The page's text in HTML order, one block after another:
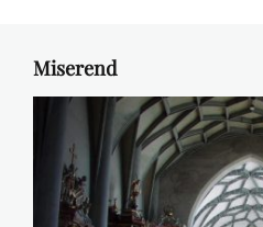
Miserend